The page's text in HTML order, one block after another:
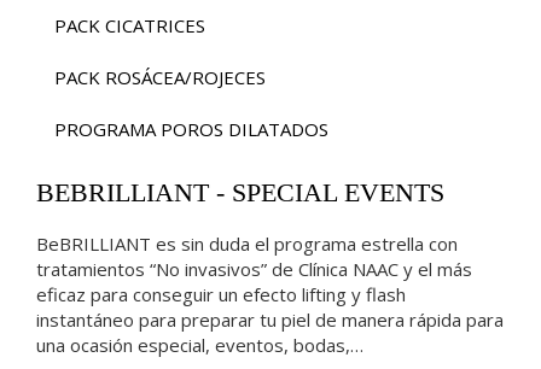
PACK CICATRICES
PACK ROSÁCEA/ROJECES
PROGRAMA POROS DILATADOS
BEBRILLIANT - SPECIAL EVENTS
BeBRILLIANT es sin duda el programa estrella con
tratamientos “No invasivos” de Clínica NAAC y el más
eficaz para conseguir un efecto lifting y flash
instantáneo para preparar tu piel de manera rápida para
una ocasión especial, eventos, bodas,…